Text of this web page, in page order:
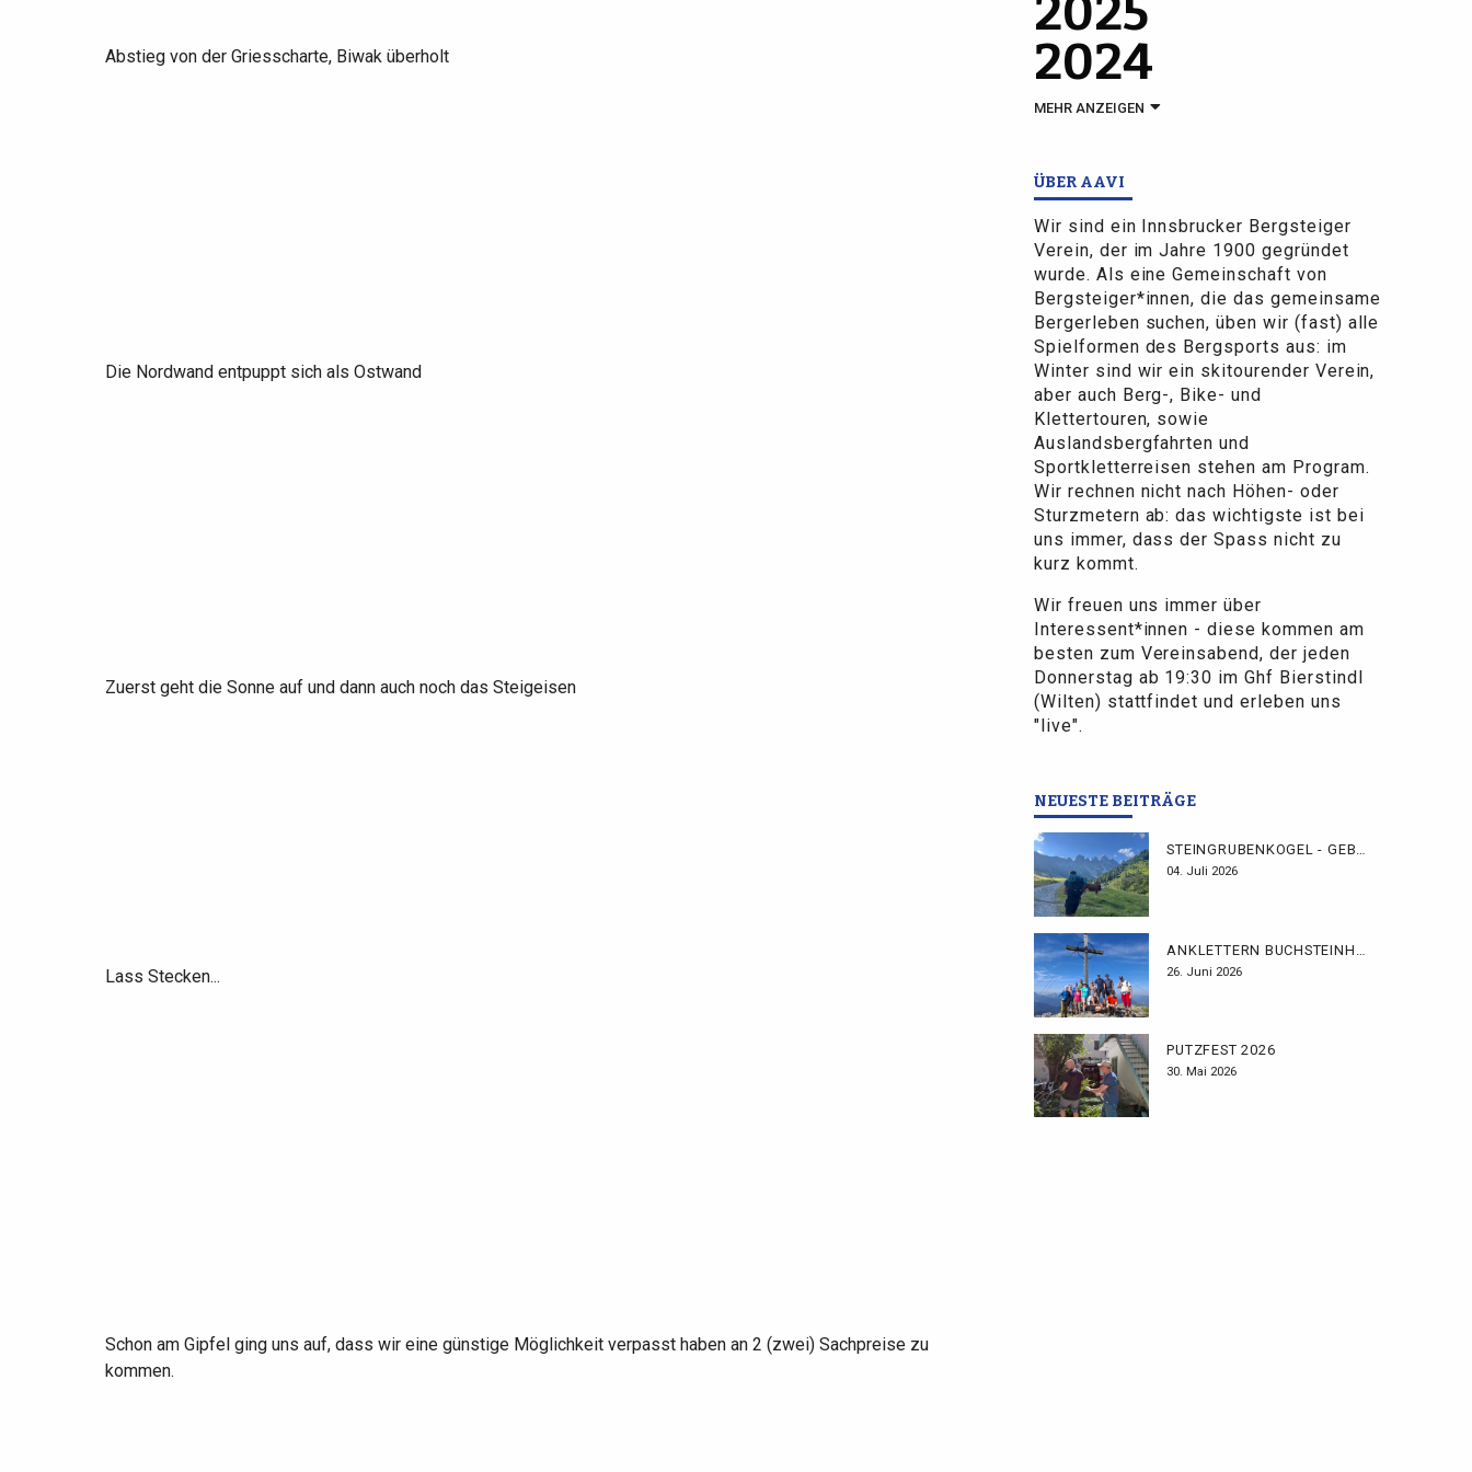
Abstieg von der Griesscharte, Biwak überholt
Die Nordwand entpuppt sich als Ostwand
Zuerst geht die Sonne auf und dann auch noch das Steigeisen
Lass Stecken...
Schon am Gipfel ging uns auf, dass wir eine günstige Möglichkeit verpasst haben an 2 (zwei) Sachpreise zu
kommen.
2025
2024
MEHR ANZEIGEN
ÜBER AAVI
Wir sind ein Innsbrucker Bergsteiger
Verein, der im Jahre 1900 gegründet
wurde. Als eine Gemeinschaft von
Bergsteiger*innen, die das gemeinsame
Bergerleben suchen, üben wir (fast) alle
Spielformen des Bergsports aus: im
Winter sind wir ein skitourender Verein,
aber auch Berg-, Bike- und
Klettertouren, sowie
Auslandsbergfahrten und
Sportkletterreisen stehen am Program.
Wir rechnen nicht nach Höhen- oder
Sturzmetern ab: das wichtigste ist bei
uns immer, dass der Spass nicht zu
kurz kommt.
Wir freuen uns immer über
Interessent*innen - diese kommen am
besten zum Vereinsabend, der jeden
Donnerstag ab 19:30 im Ghf Bierstindl
(Wilten) stattfindet und erleben uns
"live".
NEUESTE BEITRÄGE
04. Juli 2026
26. Juni 2026
PUTZFEST 2026
30. Mai 2026